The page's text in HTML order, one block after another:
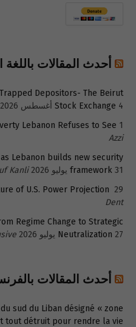
أحدث المقالات باللغة
Depositors- The Beirut
Stock Exchange 4 أغسطس 2026
Lebanon Refuses to See 1 أغسطس 2026
Azzi
Lebanon builds new security
framework 31 يوليو 2026
Kanli
of U.S. Power Projection 29 يوليو 2026
Dent
Regime Change to Strategic
Neutralization 27 يوليو 2026
أحدث المقالات
sud du Liban désigné « zone
tout détruit pour rendre la vie